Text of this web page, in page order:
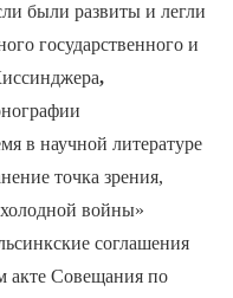
были развиты и легли
государственного и
,
в научной литературе
точка зрения,
войны»
соглашения
акте Совещания по